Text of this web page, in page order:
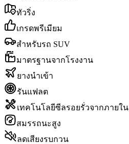
ทัวริ่ง
เกรดพรีเมียม
สำหรับรถ SUV
มาตรฐานจากโรงงาน
ยางนำเข้า
รันแฟลต
เทคโนโลยีซีลรอยรั่วจากภายใน
สมรรถนะสูง
ลดเสียงรบกวน